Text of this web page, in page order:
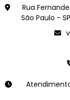
Rua
São Paulo -